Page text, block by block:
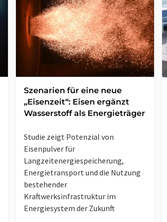
Szenarien für eine neue
„Eisenzeit“: Eisen ergänzt
Wasserstoff als Energieträger
Studie zeigt Potenzial von
Eisenpulver für
Langzeitenergiespeicherung,
Energietransport und die Nutzung
bestehender
Kraftwerksinfrastruktur im
Energiesystem der Zukunft